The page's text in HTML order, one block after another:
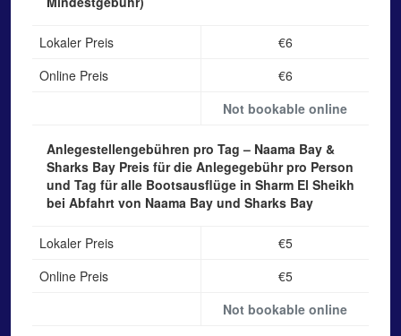
Lokaler Preis
€6
Online Preis
€6
Not bookable online
Anlegestellengebühren pro Tag – Naama Bay &
Sharks Bay Preis für die Anlegegebühr pro Person
und Tag für alle Bootsausflüge in Sharm El Sheikh
bei Abfahrt von Naama Bay und Sharks Bay
Lokaler Preis
€5
Online Preis
€5
Not bookable online